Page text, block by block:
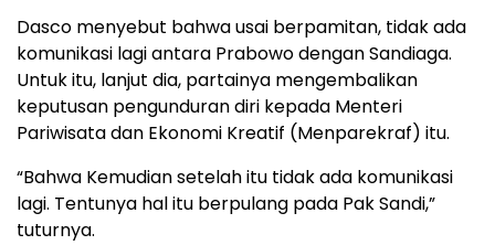
Dasco menyebut bahwa usai berpamitan, tidak ada
komunikasi lagi antara Prabowo dengan Sandiaga.
Untuk itu, lanjut dia, partainya mengembalikan
keputusan pengunduran diri kepada Menteri
Pariwisata dan Ekonomi Kreatif (Menparekraf) itu.
“Bahwa Kemudian setelah itu tidak ada komunikasi
lagi. Tentunya hal itu berpulang pada Pak Sandi,”
tuturnya.